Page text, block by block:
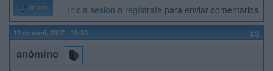
Inicio Inicia sesión o regístrate para enviar comentarios
12 de abril, 2007 - 10:30 #3
anómino